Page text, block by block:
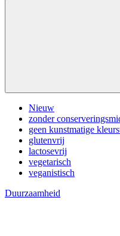
Nieuw
zonder
geen kunstmatige
glutenvrij
lactosevrij
vegetarisch
veganistisch
Duurzaamheid